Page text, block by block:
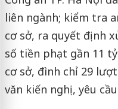
liên ngành; kiểm tra
cơ sở, ra quyết định
số tiền phạt gần 11
cơ sở, đình chỉ 29
văn kiến nghị, yêu cầu